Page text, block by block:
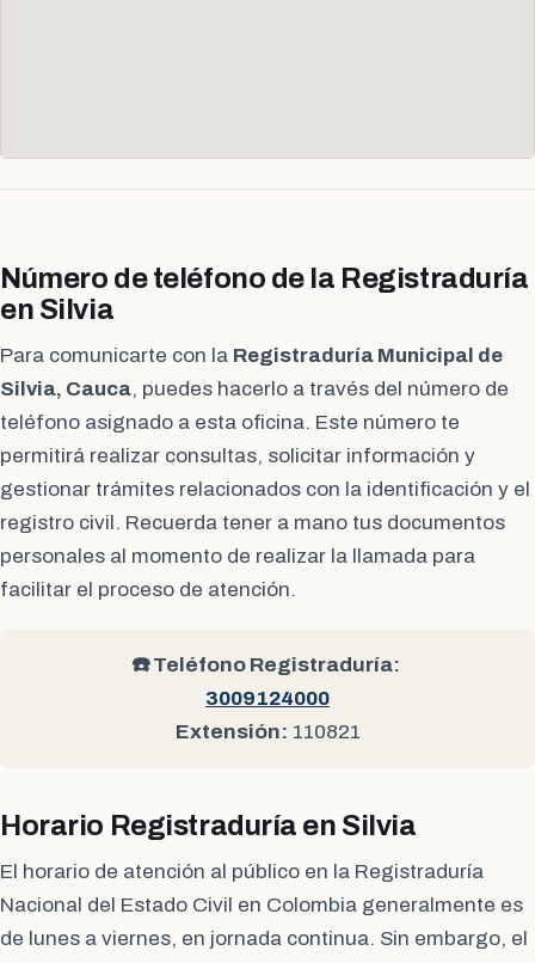
Número de teléfono de la Registraduría
en Silvia
Para comunicarte con la Registraduría Municipal de
Silvia, Cauca, puedes hacerlo a través del número de
teléfono asignado a esta oficina. Este número te
permitirá realizar consultas, solicitar información y
gestionar trámites relacionados con la identificación y el
registro civil. Recuerda tener a mano tus documentos
personales al momento de realizar la llamada para
facilitar el proceso de atención.
☎️ Teléfono Registraduría:
3009124000
Extensión: 110821
Horario Registraduría en Silvia
El horario de atención al público en la Registraduría
Nacional del Estado Civil en Colombia generalmente es
de lunes a viernes, en jornada continua. Sin embargo, el